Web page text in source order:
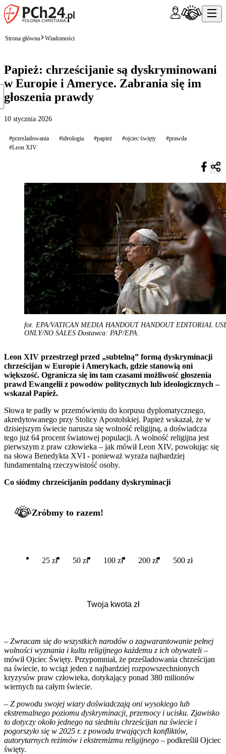
Strona główna Wiadomości
Papież: chrześcijanie są dyskryminowani
w Europie i Ameryce. Zabrania się im
głoszenia prawdy
10 stycznia 2026
#przesladowania #ideologia #papież #ojciec święty
#prawda
#Leon XIV
fot. EPA/VATICAN MEDIA HANDOUT HANDOUT EDITORIAL
ONLY/NO SALES Dostawca: PAP/EPA.
Leon XIV przestrzegł przed „subtelną” formą dyskryminacji
chrześcijan w Europie i Amerykach, gdzie stanowią oni
większość. Ogranicza się im tam czasami możliwość głoszenia
prawd Ewangelii z powodów politycznych lub ideologicznych –
wskazał Papież.
Słowa te padły w przemówieniu do korpusu dyplomatycznego,
akredytowanego przy Stolicy Apostolskiej. Papież wskazał, że w
dzisiejszym świecie narusza się wolność religijną, a doświadcza
tego już 64 procent światowej populacji. A wolność religijna jest
pierwszym z praw człowieka – jak mówił Leon XIV, powołując się
na słowa Benedykta XVI - ponieważ wyraża najbardziej
fundamentalną rzeczywistość osoby.
Co siódmy chrześcijanin poddany dyskryminacji
Zróbmy to razem!
25 zł 50 zł 100 zł 200 zł 500 zł
– Zwracam się do wszystkich narodów o zagwarantowanie pełnej
wolności wyznania i kultu religijnego każdemu z ich obywateli –
mówił Ojciec Święty. Przypomniał, że prześladowania chrześcijan
na świecie, to wciąż jeden z najbardziej rozpowszechnionych
kryzysów praw człowieka, dotykający ponad 380 milionów
wiernych na całym świecie.
– Z powodu swojej wiary doświadczają oni wysokiego lub
ekstremalnego poziomu dyskryminacji, przemocy i ucisku. Zjawisko
to dotyczy około jednego na siedmiu chrześcijan na świecie i
pogorszyło się w 2025 r. z powodu trwających konfliktów,
autorytarnych reżimów i ekstremizmu religijnego – podkreślił Ojciec
święty.